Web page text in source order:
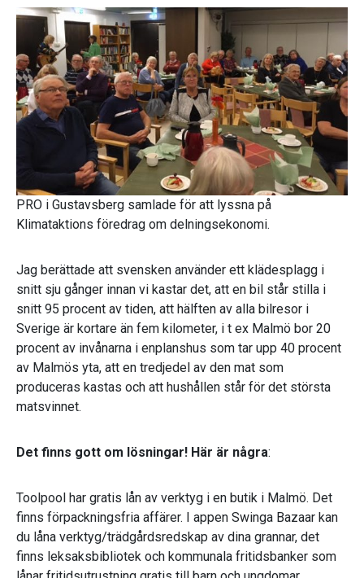
PRO i Gustavsberg samlade för att lyssna på
Klimataktions föredrag om delningsekonomi.
Jag berättade att svensken använder ett klädesplagg i
snitt sju gånger innan vi kastar det, att en bil står stilla i
snitt 95 procent av tiden, att hälften av alla bilresor i
Sverige är kortare än fem kilometer, i t ex Malmö bor 20
procent av invånarna i enplanshus som tar upp 40 procent
av Malmös yta, att en tredjedel av den mat som
produceras kastas och att hushållen står för det största
matsvinnet.
Det finns gott om lösningar! Här är några:
Toolpool har gratis lån av verktyg i en butik i Malmö. Det
finns förpackningsfria affärer. I appen Swinga Bazaar kan
du låna verktyg/trädgårdsredskap av dina grannar, det
finns leksaksbibliotek och kommunala fritidsbanker som